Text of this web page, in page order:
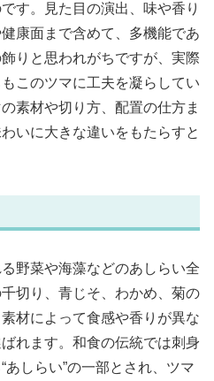
す。見た目の演出、味や香り
康面まで含めて、多機能であ
りと思われがちですが、実際
このツマに工夫を凝らしてい
素材や切り方、配置の仕方ま
いに大きな違いをもたらすと
野菜や海藻などのあしらい全
切り、青じそ、わかめ、菊の
材によって食感や香りが異な
れます。和食の伝統では刺身
しらい”の一部とされ、ツマ